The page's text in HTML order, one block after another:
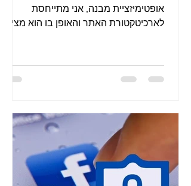
אופטימיזציית מבנה, אני מתייחסת
לארכיטקטורת האתר והאופן בו הוא מציף